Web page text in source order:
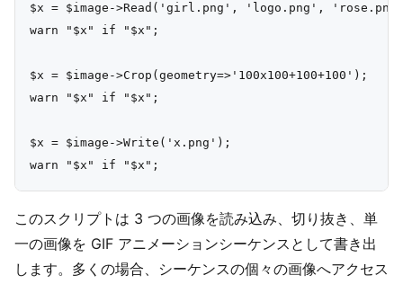
$x = $image->Read('girl.png', 'logo.png',
warn "$x" if "$x";
$x = $image->Crop(geometry=>'100x100+100+100');
warn "$x" if "$x";
$x = $image->Write('x.png');
このスクリプトは 3 つの画像を読み込み、切り抜き、単
一の画像を GIF アニメーションシーケンスとして書き出
します。多くの場合、シーケンスの個々の画像へアクセス